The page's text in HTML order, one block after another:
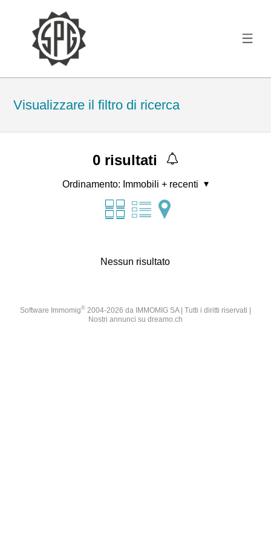
Visualizzare il filtro di ricerca
0risultati
Ordinamento: Immobili + recenti
Nessun risultato
Software Immomig® 2004-2026 da IMMOMIG SA | Tutti i diritti riservati |
Nostri annunci su dreamo.ch